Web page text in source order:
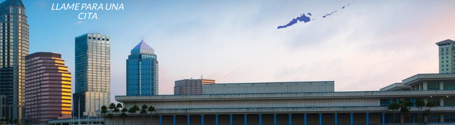
LLAME PARA UNA
CITA